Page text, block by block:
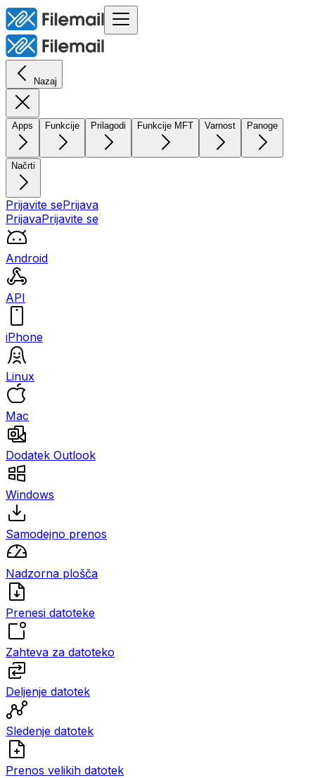
Nazaj
Apps Funkcije Prilagodi Funkcije MFT Varnost Panoge
Načrti
Prijavite sePrijava
PrijavaPrijavite se
Android
API
iPhone
Linux
Mac
Dodatek Outlook
Windows
Samodejno prenos
Nadzorna plošča
Prenesi datoteke
Zahteva za datoteko
Deljenje datotek
Sledenje datotek
Prenos velikih datotek